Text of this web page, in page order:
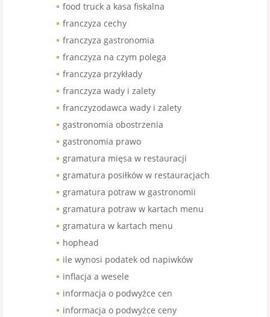
food truck a kasa fiskalna
franczyza cechy
franczyza gastronomia
franczyza na czym polega
franczyza przykłady
franczyza wady i zalety
franczyzodawca wady i zalety
gastronomia obostrzenia
gastronomia prawo
gramatura mięsa w restauracji
gramatura posiłków w restauracjach
gramatura potraw w gastronomii
gramatura potraw w kartach menu
gramatura w kartach menu
hophead
ile wynosi podatek od napiwków
inflacja a wesele
informacja o podwyżce cen
informacja o podwyżce ceny